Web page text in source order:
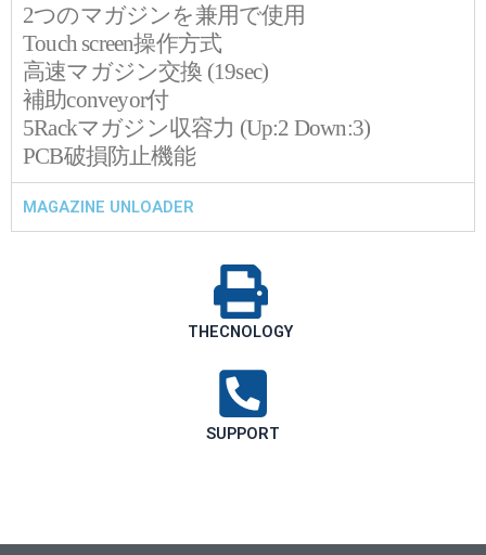
2つのマガジンを兼用で使用
Touch screen操作方式
高速マガジン交換 (19sec)
補助conveyor付
5Rackマガジン収容力 (Up:2 Down:3)
PCB破損防止機能
MAGAZINE UNLOADER
THECNOLOGY
SUPPORT